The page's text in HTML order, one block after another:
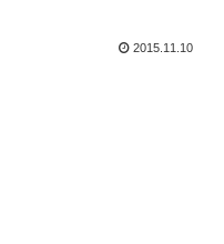
2015.11.10